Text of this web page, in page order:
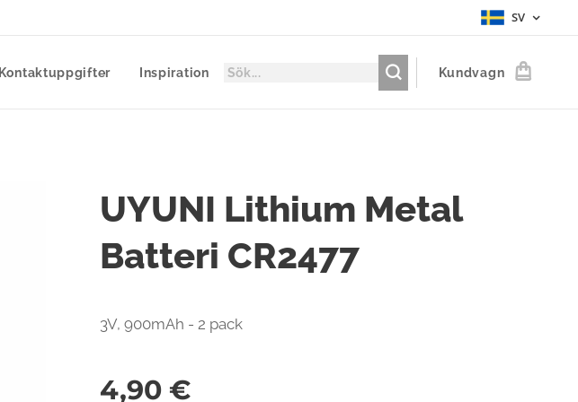
SV
Kontaktuppgifter Inspiration Kundvagn
UYUNI Lithium Metal
Batteri CR2477
3V, 900mAh - 2 pack
4,90 €